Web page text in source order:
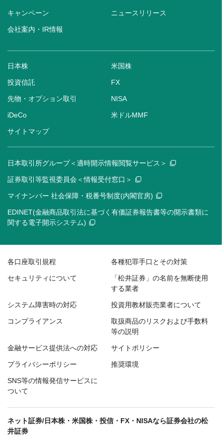
キャンペーン ニュースリリース
会社案内・IR情報
日本株 米国株
投資信託 FX
先物・オプション取引 NISA
iDeCo 米ドルMMF
サイトマップ
日本取引所グループ＜適時開示情報閲覧サービス＞
証券取引等監視委員会＜情報受付窓口＞
マイナンバー 社会保障・税番号制度(内閣官房)
EDINET(金融商品取引法に基づく有価証券報告書等の開示書類に
関する電子開示システム)
各口座取引規程 各種犯罪手口とその対策
セキュリティについて
「松井証券」の名前を無断使用
する業者
システム障害時の対応 投資用教材販売業者について
コンプライアンス
取扱商品のリスクおよび手数料
等の説明
金融サービス提供法への対応 サイトポリシー
プライバシーポリシー 推奨環境
SNS等の情報発信サービスに
ついて
ネット証券/日本株・米国株・投信・FX・NISAなら証券会社の松
井証券